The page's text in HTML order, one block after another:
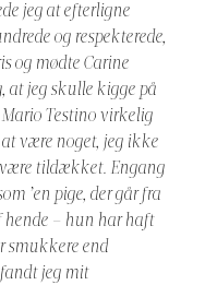
jeg at efterligne
og respekterede,
og mødte Carine
at jeg skulle kigge på
Testino virkelig
at være noget, jeg ikke
være tildækket. Engang
’en pige, der går fra
hende – hun har haft
smukkere end
fandt jeg mit